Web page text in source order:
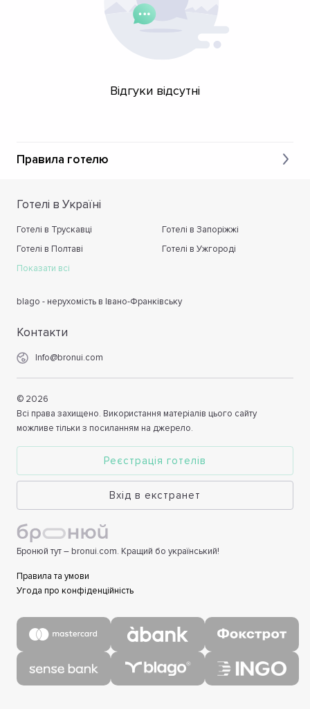
Відгуки відсутні
Правила готелю
Готелі в Україні
Готелі в Трускавці
Готелі в Запоріжжі
Готелі в Полтаві
Готелі в Ужгороді
Показати всі
blago - нерухомість в Івано-Франківську
Контакти
Info@bronui.com
© 2026
Всі права захищено. Використання матеріалів цього сайту
можливе тільки з посиланням на джерело.
Реєстрація готелів
Вхід в екстранет
Бронюй тут – bronui.com. Кращий бо український!
Правила та умови
Угода про конфіденційність